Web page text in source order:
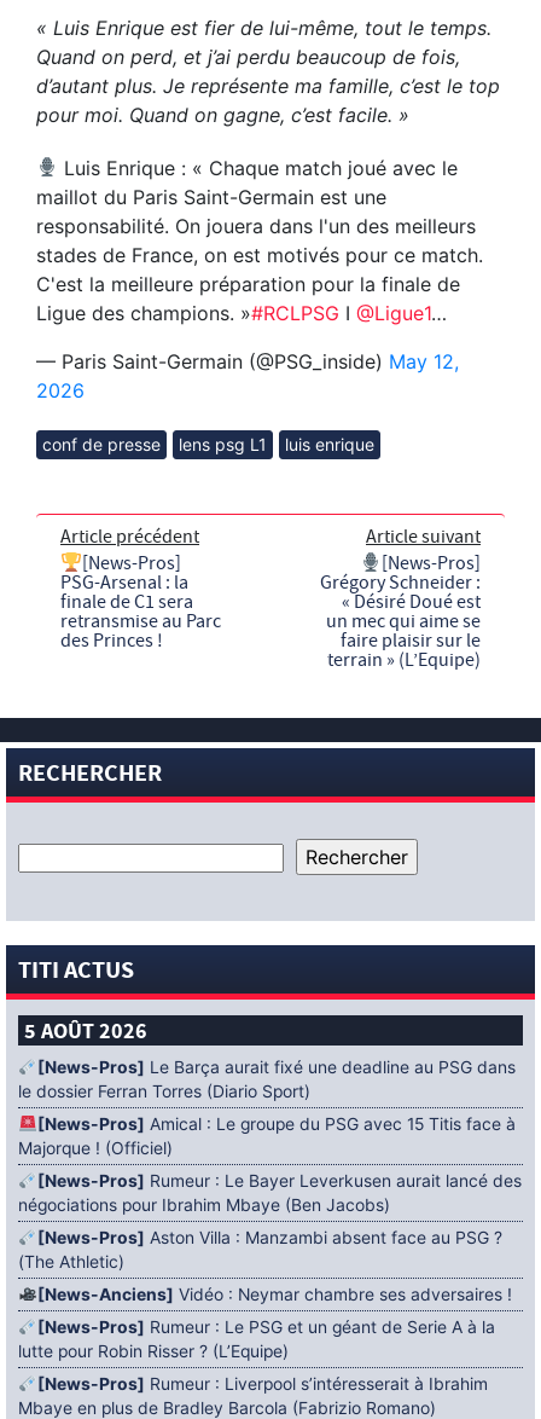
« Luis Enrique est fier de lui-même, tout le temps.
Quand on perd, et j’ai perdu beaucoup de fois,
d’autant plus. Je représente ma famille, c’est le top
pour moi. Quand on gagne, c’est facile. »
Luis Enrique : « Chaque match joué avec le
maillot du Paris Saint-Germain est une
responsabilité. On jouera dans l'un des meilleurs
stades de France, on est motivés pour ce match.
C'est la meilleure préparation pour la finale de
Ligue des champions. »#RCLPSG I @Ligue1…
— Paris Saint-Germain (@PSG_inside) May 12,
2026
conf de presse lens psg L1 luis enrique
Article précédent
[News-Pros]
PSG-Arsenal : la
finale de C1 sera
retransmise au Parc
des Princes !
Article suivant
[News-Pros]
Grégory Schneider :
« Désiré Doué est
un mec qui aime se
faire plaisir sur le
terrain » (L’Equipe)
RECHERCHER
TITI ACTUS
5 AOÛT 2026
[News-Pros] Le Barça aurait fixé une deadline au PSG dans
le dossier Ferran Torres (Diario Sport)
[News-Pros] Amical : Le groupe du PSG avec 15 Titis face à
Majorque ! (Officiel)
[News-Pros] Rumeur : Le Bayer Leverkusen aurait lancé des
négociations pour Ibrahim Mbaye (Ben Jacobs)
[News-Pros] Aston Villa : Manzambi absent face au PSG ?
(The Athletic)
[News-Anciens] Vidéo : Neymar chambre ses adversaires !
[News-Pros] Rumeur : Le PSG et un géant de Serie A à la
lutte pour Robin Risser ? (L’Equipe)
[News-Pros] Rumeur : Liverpool s’intéresserait à Ibrahim
Mbaye en plus de Bradley Barcola (Fabrizio Romano)